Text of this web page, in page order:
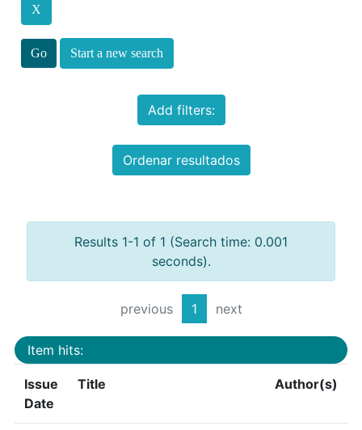
Start a new search
Add filters:
Ordenar resultados
Results 1-1 of 1 (Search time: 0.001
seconds).
previous 1 next
Item hits:
Issue
Date
Title Author(s)